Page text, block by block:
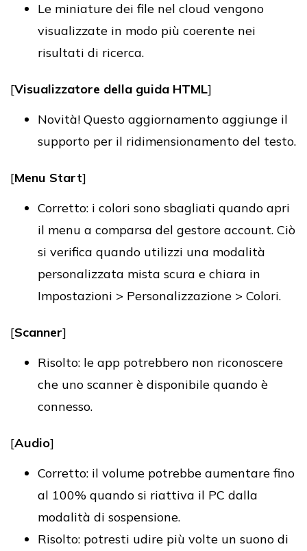
Le miniature dei file nel cloud vengono
visualizzate in modo più coerente nei
risultati di ricerca.
[Visualizzatore della guida HTML]
Novità! Questo aggiornamento aggiunge il
supporto per il ridimensionamento del testo.
[Menu Start]
Corretto: i colori sono sbagliati quando apri
il menu a comparsa del gestore account. Ciò
si verifica quando utilizzi una modalità
personalizzata mista scura e chiara in
Impostazioni > Personalizzazione > Colori.
[Scanner]
Risolto: le app potrebbero non riconoscere
che uno scanner è disponibile quando è
connesso.
[Audio]
Corretto: il volume potrebbe aumentare fino
al 100% quando si riattiva il PC dalla
modalità di sospensione.
Risolto: potresti udire più volte un suono di